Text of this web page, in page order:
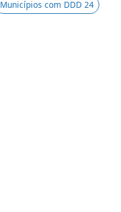
Municípios com DDD 24